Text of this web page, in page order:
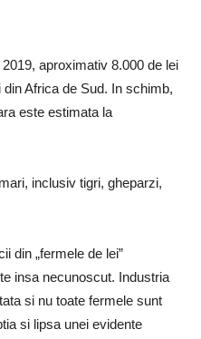
aproximativ 8.000 de lei
Africa de Sud. In schimb,
este estimata la
inclusiv tigri, gheparzi,
din „fermele de lei”
insa necunoscut. Industria
si nu toate fermele sunt
si lipsa unei evidente